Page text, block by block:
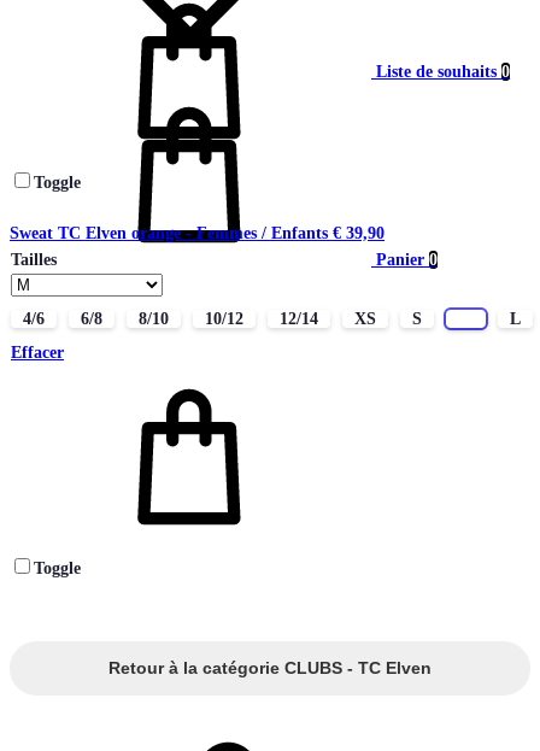
Liste de souhaits 0
Panier 0
Toggle
Sweat TC Elven orange - Femmes / Enfants € 39,90
Tailles
4/6 6/8 8/10 10/12 12/14 XS S
L
Effacer
Toggle
Retour à la catégorie CLUBS - TC Elven